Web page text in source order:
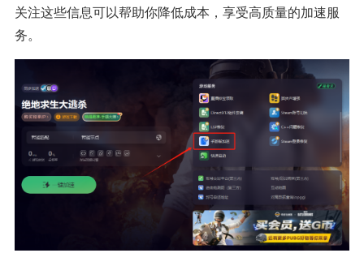
关注这些信息可以帮助你降低成本，享受高质量的加速服
务。